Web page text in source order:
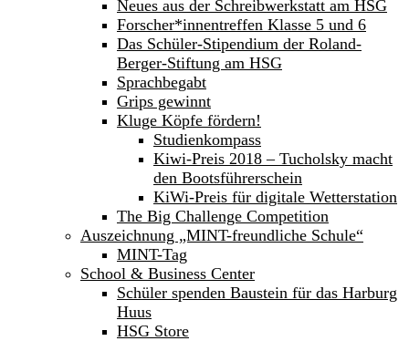
Neues aus der Schreibwerkstatt am HSG
Forscher*innentreffen Klasse 5 und 6
Das Schüler-Stipendium der Roland-
Berger-Stiftung am HSG
Sprachbegabt
Grips gewinnt
Kluge Köpfe fördern!
Studienkompass
Kiwi-Preis 2018 – Tucholsky macht
den Bootsführerschein
KiWi-Preis für digitale Wetterstation
The Big Challenge Competition
Auszeichnung „MINT-freundliche Schule“
MINT-Tag
School & Business Center
Schüler spenden Baustein für das Harburg
Huus
HSG Store